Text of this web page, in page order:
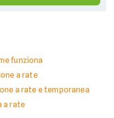
funziona
a rate
a rate e temporanea
a rate